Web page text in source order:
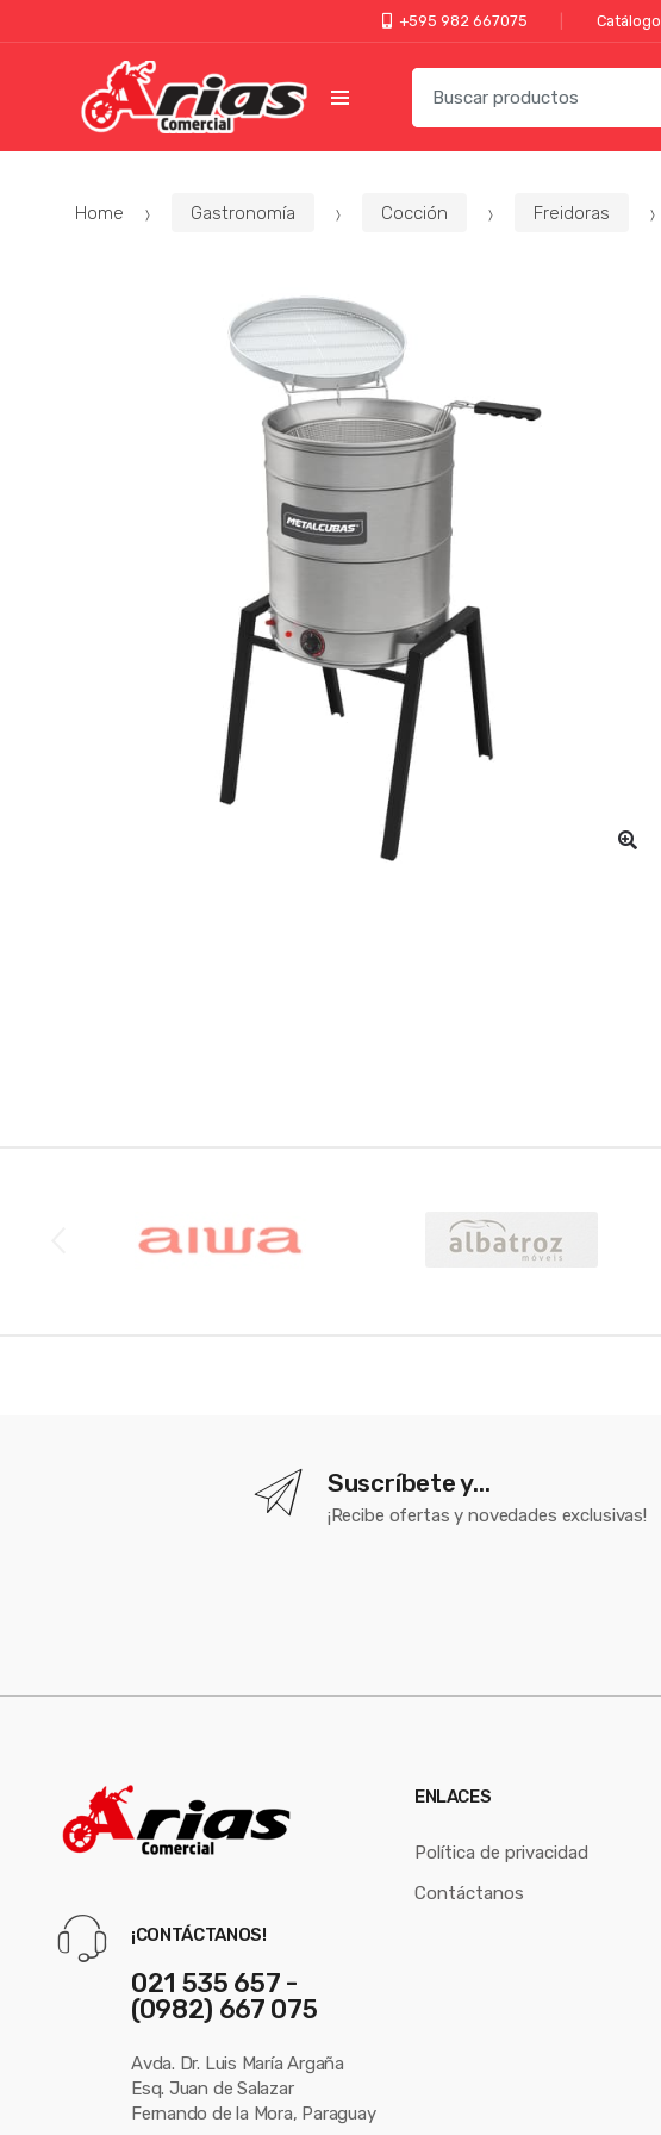
+595 982 667075 Catálogo
Home Gastronomía Cocción Freidoras
Suscríbete y...
¡Recibe ofertas y novedades exclusivas!
¡CONTÁCTANOS!
021 535 657 -
(0982) 667 075
Avda. Dr. Luis María Argaña
Esq. Juan de Salazar
Fernando de la Mora, Paraguay
ENLACES
Política de privacidad
Contáctanos